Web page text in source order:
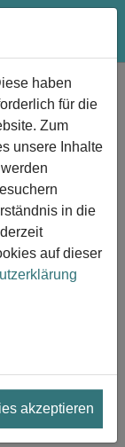
bleibt"
für die
in Kassel
haben
für die
Zum
unsere Inhalte
in die
auf dieser
akzeptieren